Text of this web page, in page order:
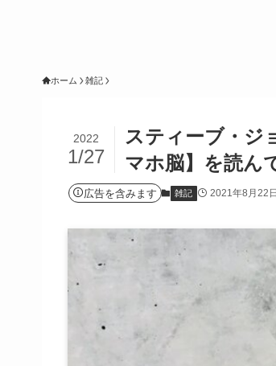
ホーム 雑記
スティーブ・ジ
マホ脳】を読ん
2022
1/27
広告を含みます 雑記 2021年8月22日